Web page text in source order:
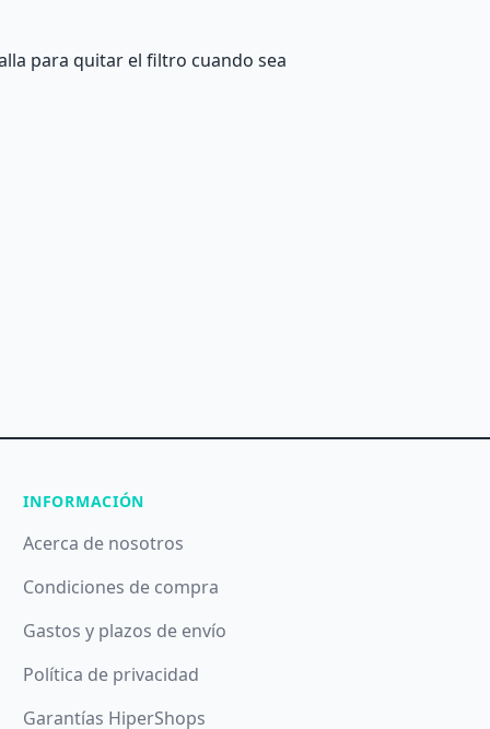
para quitar el filtro cuando sea
INFORMACIÓN
Acerca de nosotros
Condiciones de compra
Gastos y plazos de envío
Política de privacidad
Garantías HiperShops